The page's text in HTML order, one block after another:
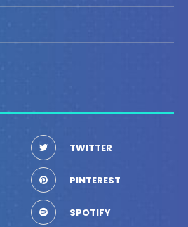
TWITTER
PINTEREST
SPOTIFY